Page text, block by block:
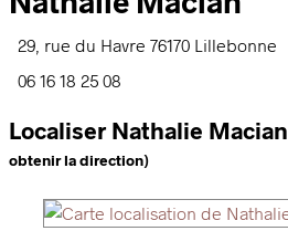
29, rue du Havre 76170 Lillebonne
06 16 18 25 08
Localiser Nathalie Macian
obtenir la direction)